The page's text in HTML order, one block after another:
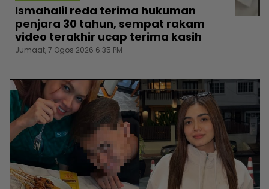
Ismahalil reda terima hukuman
penjara 30 tahun, sempat rakam
video terakhir ucap terima kasih
Jumaat, 7 Ogos 2026 6:35 PM